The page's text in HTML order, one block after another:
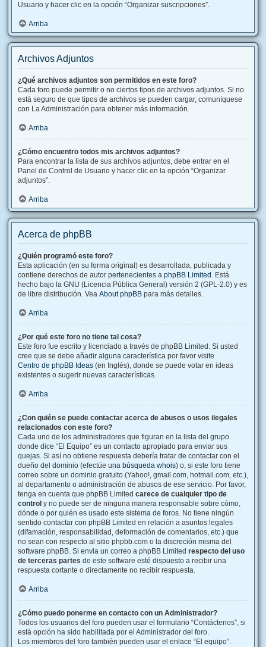
Usuario y hacer clic en la opción “Organizar suscripciones”.
Arriba
Archivos Adjuntos
¿Qué archivos adjuntos son permitidos en este foro?
Cada foro puede permitir o no ciertos tipos de archivos adjuntos. Si no
está seguro de que tipos de archivos se pueden cargar, comuníquese
con La Administración para obtener más información.
Arriba
¿Cómo encuentro todos mis archivos adjuntos?
Para encontrar la lista de sus archivos adjuntos, debe entrar en el
Panel de Control de Usuario y hacer clic en la opción “Organizar
adjuntos”.
Arriba
Acerca de phpBB
¿Quién programó este foro?
Esta aplicación (en su forma original) es desarrollada, publicada y
contiene derechos de autor pertenecientes a phpBB Limited . Está
hecho bajo la GNU (Licencia Pública General) versión 2 (GPL-2.0) y es
de libre distribución. Vea About phpBB para más detalles.
Arriba
¿Por qué este foro no tiene tal cosa?
Este foro fue escrito y licenciado a través de phpBB Limited. Si usted
cree que se debe añadir alguna característica por favor visite
Centro de phpBB Ideas (en Inglés), donde se puede votar en ideas
existentes o sugerir nuevas características.
Arriba
¿Con quién se puede contactar acerca de abusos o usos ilegales
relacionados con este foro?
Cada uno de los administradores que figuran en la lista del grupo
donde dice “El Equipo” es un contacto apropiado para enviar sus
quejas. Si así no obtiene respuesta debería tratar de contactar con el
dueño del dominio (efectúe una búsqueda whois) o, si este foro tiene
correo sobre un dominio gratuito (Yahoo!, gmail.com, hotmail.com, etc.),
al departamento o administración de abusos de ese servicio. Por favor,
tenga en cuenta que phpBB Limited carece de cualquier tipo de
control y no puede ser de ninguna manera responsable sobre cómo,
dónde o por quién es usado este sistema de foros. No tiene ningún
sentido contactar con phpBB Limited en relación a asuntos legales
(difamación, responsabilidad, deformación de comentarios, etc.) que
no sean con respecto al sitio phpbb.com o la discreción misma del
software phpBB. Si envia un correo a phpBB Limited respecto del uso
de terceras partes de este software esté dispuesto a recibir una
respuesta cortante o directamente no recibir respuesta.
Arriba
¿Cómo puedo ponerme en contacto con un Administrador?
Todos los usuarios del foro pueden usar el formulario “Contáctenos”, si
está opción ha sido habilitada por el Administrador del foro.
Los miembros del foro también pueden usar el enlace “El equipo”.